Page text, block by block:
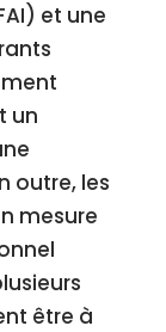
et une
un
outre, les
mesure
être à